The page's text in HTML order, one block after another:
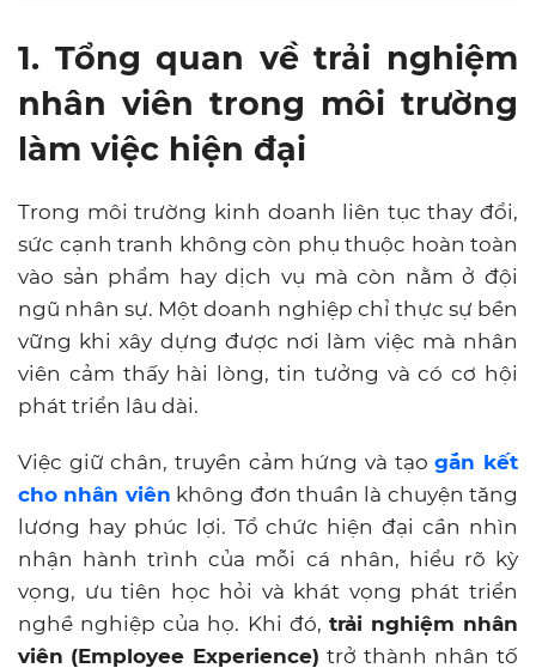
1. Tổng quan về trải nghiệm
nhân viên trong môi trường
làm việc hiện đại
Trong môi trường kinh doanh liên tục thay đổi,
sức cạnh tranh không còn phụ thuộc hoàn toàn
vào sản phẩm hay dịch vụ mà còn nằm ở đội
ngũ nhân sự. Một doanh nghiệp chỉ thực sự bền
vững khi xây dựng được nơi làm việc mà nhân
viên cảm thấy hài lòng, tin tưởng và có cơ hội
phát triển lâu dài.
Việc giữ chân, truyền cảm hứng và tạogắn kết
cho nhân viên không đơn thuần là chuyện tăng
lương hay phúc lợi. Tổ chức hiện đại cần nhìn
nhận hành trình của mỗi cá nhân, hiểu rõ kỳ
vọng, ưu tiên học hỏi và khát vọng phát triển
nghề nghiệp của họ. Khi đó, trải nghiệm nhân
viên (Employee Experience) trở thành nhân tố